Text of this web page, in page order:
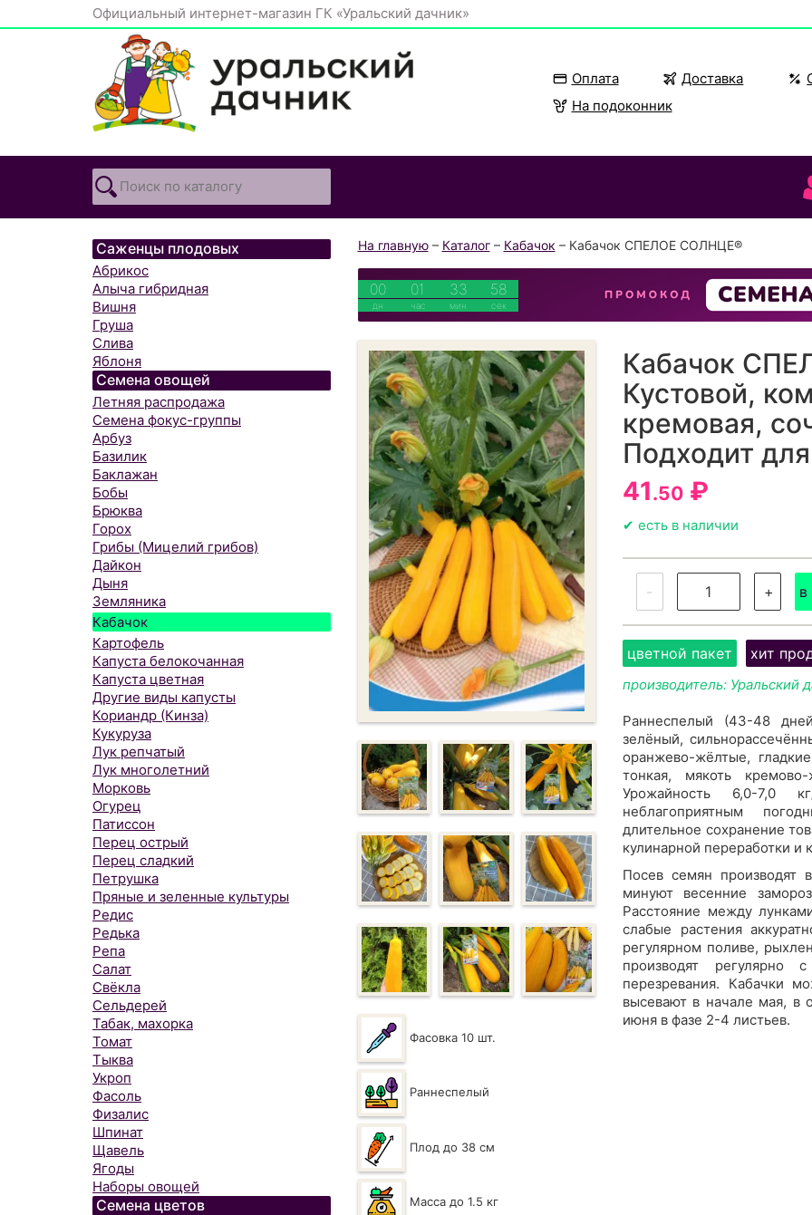
Официальный интернет-магазин ГК «Уральский дачник»
Оплата Доставка
На подоконник
Саженцы плодовых
Абрикос
Алыча гибридная
Вишня
Груша
Слива
Яблоня
Семена овощей
Летняя распродажа
Семена фокус-группы
Арбуз
Базилик
Баклажан
Бобы
Брюква
Горох
Грибы (Мицелий грибов)
Дайкон
Дыня
Земляника
Кабачок
Картофель
Капуста белокочанная
Капуста цветная
Другие виды капусты
Кориандр (Кинза)
Кукуруза
Лук репчатый
Лук многолетний
Морковь
Огурец
Патиссон
Перец острый
Перец сладкий
Петрушка
Пряные и зеленные культуры
Редис
Редька
Репа
Салат
Свёкла
Сельдерей
Табак, махорка
Томат
Тыква
Укроп
Фасоль
Физалис
Шпинат
Щавель
Ягоды
Наборы овощей
Семена цветов
На главную– Каталог– Кабачок – Кабачок СПЕЛОЕ СОЛНЦЕ®
00
дн
01
час
33
мин
58
сек
Фасовка 10 шт.
Раннеспелый
Плод до 38 см
Масса до 1.5 кг
Кабачок
Кустовой,
кремовая,
Подходит
41.50₽
✔ есть в наличии
- + в
цветной пакет хит
производитель: Уральский
Раннеспелый (43-48
зелёный,
оранжево-жёлтые,
тонкая, мякоть
Урожайность 6,0-7,0
неблагоприятным
длительное сохранение
кулинарной переработки и
Посев семян
минуют весенние
Расстояние между
слабые растения
регулярном поливе,
производят
перезревания. Кабачки
высевают в начале мая, в
июня в фазе 2-4 листьев.